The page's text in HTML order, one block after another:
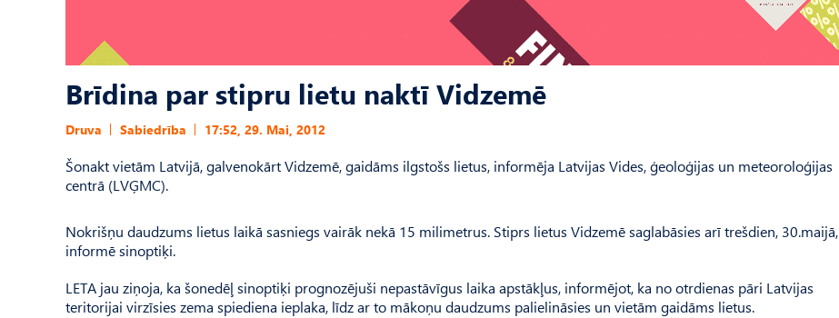
Brīdina par stipru lietu naktī Vidzemē
Druva Sabiedrība 17:52, 29. Mai, 2012
Šonakt vietām Latvijā, galvenokārt Vidzemē, gaidāms ilgstošs lietus, informēja Latvijas Vides, ģeoloģijas un meteoroloģijas
centrā (LVĢMC).
Nokrišņu daudzums lietus laikā sasniegs vairāk nekā 15 milimetrus. Stiprs lietus Vidzemē saglabāsies arī trešdien, 30.maijā,
informē sinoptiķi.
LETA jau ziņoja, ka šonedēļ sinoptiķi prognozējuši nepastāvīgus laika apstākļus, informējot, ka no otrdienas pāri Latvijas
teritorijai virzīsies zema spiediena ieplaka, līdz ar to mākoņu daudzums palielināsies un vietām gaidāms lietus.